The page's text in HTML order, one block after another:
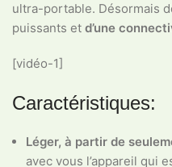
ultra-portable. Désormais
puissants et d’une
[vidéo-1]
Caractéristiques:
Léger, à partir de
avec vous l’appareil qui